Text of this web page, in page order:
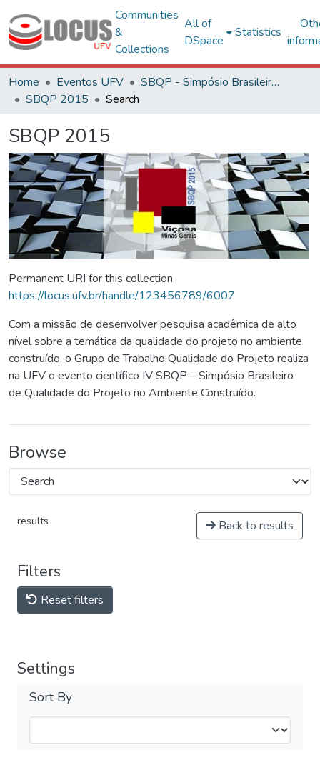
Communities
&
Collections
All of
DSpace
Statistics
Home Eventos UFV
SBQP - Simpósio Brasileiro de Qualidade do Projeto no Ambiente Construído
SBQP 2015
Search
SBQP 2015
Permanent URI for this collection
https://locus.ufv.br/handle/123456789/6007
Com a missão de desenvolver pesquisa acadêmica de alto
nível sobre a temática da qualidade do projeto no ambiente
construído, o Grupo de Trabalho Qualidade do Projeto realiza
na UFV o evento científico IV SBQP – Simpósio Brasileiro
de Qualidade do Projeto no Ambiente Construído.
Browse
results Back to results
Filters
Reset filters
Settings
Sort By